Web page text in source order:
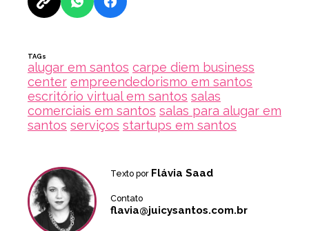
TAGs
alugar em santos carpe diem business
center empreendedorismo em santos
escritório virtual em santos salas
comerciais em santos salas para alugar em
santos serviços startups em santos
Texto por Flávia Saad
Contato
flavia@juicysantos.com.br